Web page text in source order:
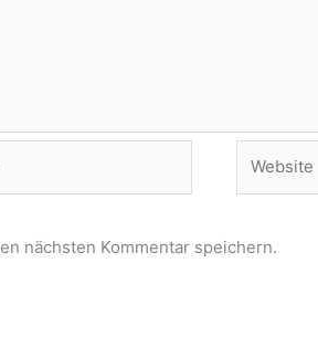
nächsten Kommentar speichern.